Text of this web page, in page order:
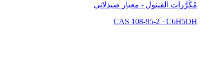
مُكَرَّرات الفينول - معيار صيدلاني
CAS 108-95-2 · C6H5OH